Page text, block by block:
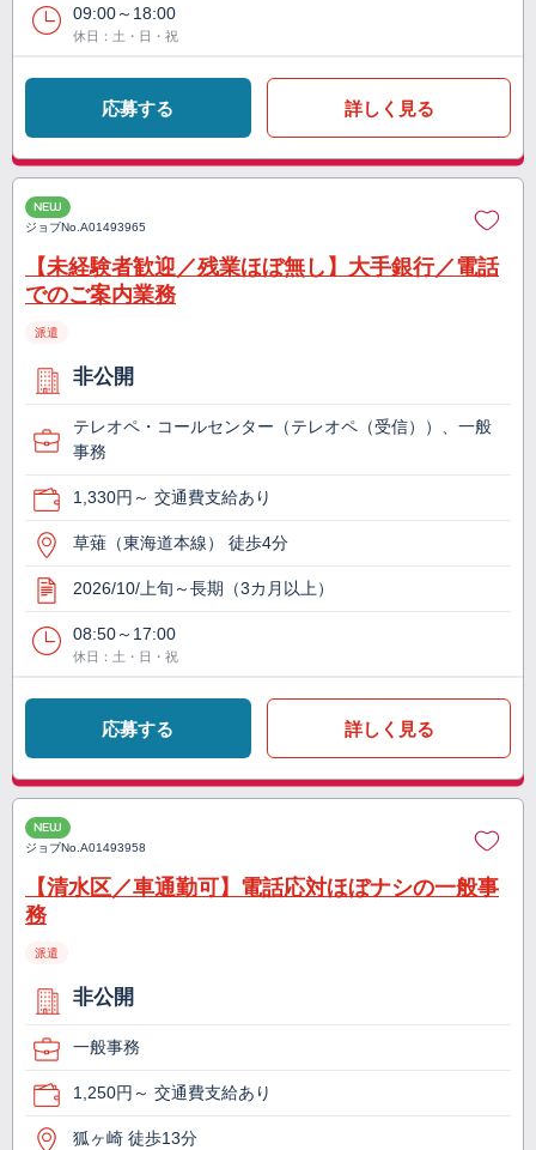
09:00～18:00
休日：土・日・祝
応募する 詳しく見る
NEW
ジョブNo.A01493965
【未経験者歓迎／残業ほぼ無し】大手銀行／電話
でのご案内業務
派遣
非公開
テレオペ・コールセンター（テレオペ（受信））、一般
事務
1,330円～ 交通費支給あり
草薙（東海道本線） 徒歩4分
2026/10/上旬～長期（3カ月以上）
08:50～17:00
休日：土・日・祝
応募する 詳しく見る
NEW
ジョブNo.A01493958
【清水区／車通勤可】電話応対ほぼナシの一般事
務
派遣
非公開
一般事務
1,250円～ 交通費支給あり
狐ヶ崎 徒歩13分